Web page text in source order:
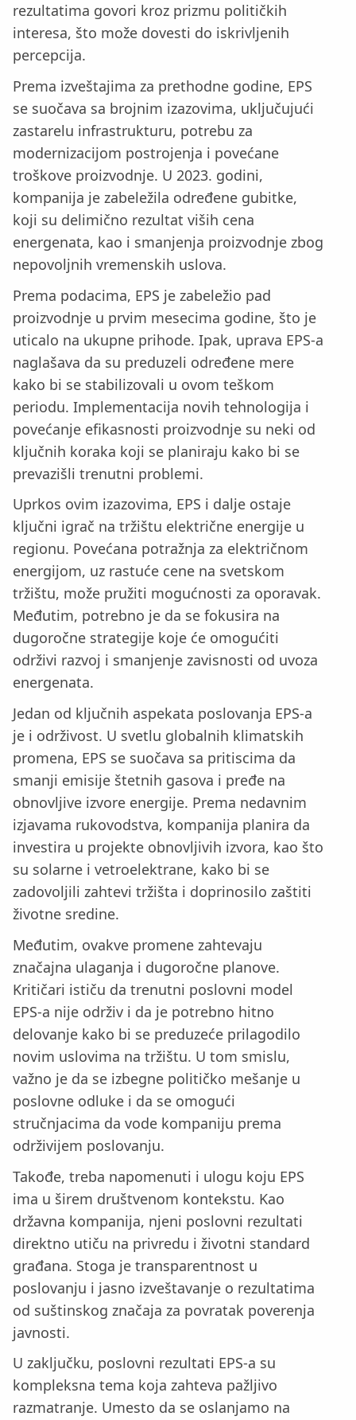
rezultatima govori kroz prizmu političkih
interesa, što može dovesti do iskrivljenih
percepcija.
Prema izveštajima za prethodne godine, EPS
se suočava sa brojnim izazovima, uključujući
zastarelu infrastrukturu, potrebu za
modernizacijom postrojenja i povećane
troškove proizvodnje. U 2023. godini,
kompanija je zabeležila određene gubitke,
koji su delimično rezultat viših cena
energenata, kao i smanjenja proizvodnje zbog
nepovoljnih vremenskih uslova.
Prema podacima, EPS je zabeležio pad
proizvodnje u prvim mesecima godine, što je
uticalo na ukupne prihode. Ipak, uprava EPS-a
naglašava da su preduzeli određene mere
kako bi se stabilizovali u ovom teškom
periodu. Implementacija novih tehnologija i
povećanje efikasnosti proizvodnje su neki od
ključnih koraka koji se planiraju kako bi se
prevazišli trenutni problemi.
Uprkos ovim izazovima, EPS i dalje ostaje
ključni igrač na tržištu električne energije u
regionu. Povećana potražnja za električnom
energijom, uz rastuće cene na svetskom
tržištu, može pružiti mogućnosti za oporavak.
Međutim, potrebno je da se fokusira na
dugoročne strategije koje će omogućiti
održivi razvoj i smanjenje zavisnosti od uvoza
energenata.
Jedan od ključnih aspekata poslovanja EPS-a
je i održivost. U svetlu globalnih klimatskih
promena, EPS se suočava sa pritiscima da
smanji emisije štetnih gasova i pređe na
obnovljive izvore energije. Prema nedavnim
izjavama rukovodstva, kompanija planira da
investira u projekte obnovljivih izvora, kao što
su solarne i vetroelektrane, kako bi se
zadovoljili zahtevi tržišta i doprinosilo zaštiti
životne sredine.
Međutim, ovakve promene zahtevaju
značajna ulaganja i dugoročne planove.
Kritičari ističu da trenutni poslovni model
EPS-a nije održiv i da je potrebno hitno
delovanje kako bi se preduzeće prilagodilo
novim uslovima na tržištu. U tom smislu,
važno je da se izbegne političko mešanje u
poslovne odluke i da se omogući
stručnjacima da vode kompaniju prema
održivijem poslovanju.
Takođe, treba napomenuti i ulogu koju EPS
ima u širem društvenom kontekstu. Kao
državna kompanija, njeni poslovni rezultati
direktno utiču na privredu i životni standard
građana. Stoga je transparentnost u
poslovanju i jasno izveštavanje o rezultatima
od suštinskog značaja za povratak poverenja
javnosti.
U zaključku, poslovni rezultati EPS-a su
kompleksna tema koja zahteva pažljivo
razmatranje. Umesto da se oslanjamo na